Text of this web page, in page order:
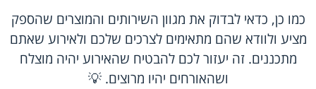
כמו כן, כדאי לבדוק את מגוון השירותים והמוצרים שהספק
מציע ולוודא שהם מתאימים לצרכים שלכם ולאירוע שאתם
מתכננים. זה יעזור לכם להבטיח שהאירוע יהיה מוצלח
ושהאורחים יהיו מרוצים. 💡